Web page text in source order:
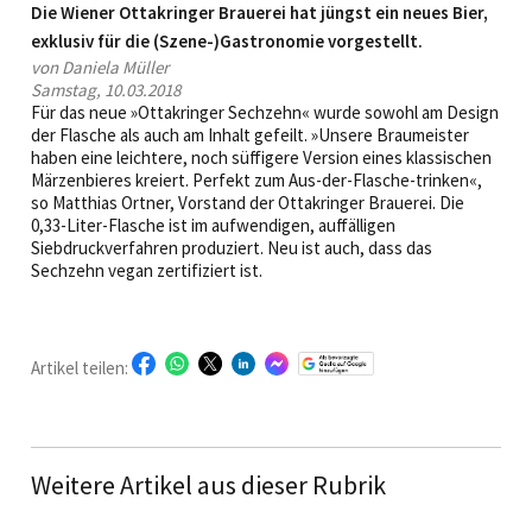
Die Wiener Ottakringer Brauerei hat jüngst ein neues Bier,
exklusiv für die (Szene-)Gastronomie vorgestellt.
von Daniela Müller
Samstag, 10.03.2018
Für das neue »Ottakringer Sechzehn« wurde sowohl am Design
der Flasche als auch am Inhalt gefeilt. »Unsere Braumeister
haben eine leichtere, noch süffigere Version eines klassischen
Märzenbieres kreiert. Perfekt zum Aus-der-Flasche-trinken«,
so Matthias Ortner, Vorstand der Otta­kringer Brauerei. Die
0,33-Liter-Flasche ist im aufwendigen, auffälligen
Siebdruckverfahren produziert. Neu ist auch, dass das
Sechzehn vegan zerti­fiziert ist.
Artikel teilen:
Weitere Artikel aus dieser Rubrik